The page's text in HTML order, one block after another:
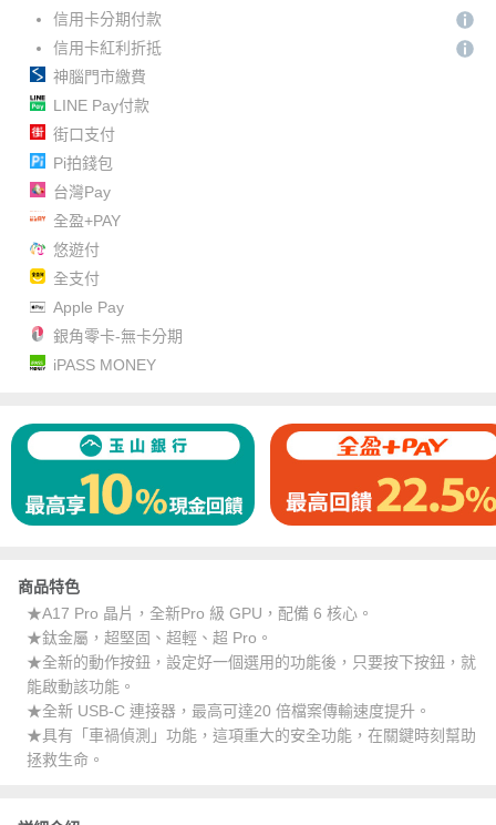
信用卡分期付款
信用卡紅利折抵
神腦門市繳費
LINE Pay付款
街口支付
Pi拍錢包
台灣Pay
全盈+PAY
悠遊付
全支付
Apple Pay
銀角零卡-無卡分期
iPASS MONEY
商品特色
★A17 Pro 晶片，全新Pro 級 GPU，配備 6 核心。
★鈦金屬，超堅固、超輕、超 Pro。
★全新的動作按鈕，設定好一個選用的功能後，只要按下按鈕，就
能啟動該功能。
★全新 USB‑C 連接器，最高可達20 倍檔案傳輸速度提升。
★具有「車禍偵測」功能，這項重大的安全功能，在關鍵時刻幫助
拯救生命。